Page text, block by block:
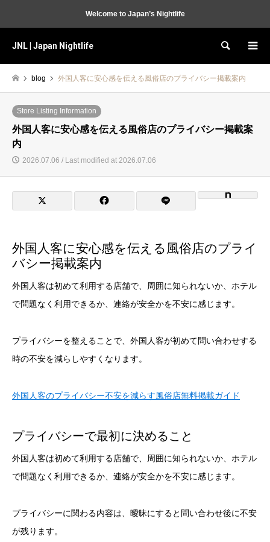
Welcome to Japan’s Nightlife
JNL | Japan Nightlife Search
blog 外国人客に安心感を伝える風俗店のプライバシー掲載案内
Store Listing Information
外国人客に安心感を伝える風俗店のプライバシー掲載案
内
2026.07.06 / Last modified at 2026.07.06
外国人客に安心感を伝える風俗店のプライ
バシー掲載案内
外国人客は初めて利用する店舗で、周囲に知られないか、ホテル
で問題なく利用できるか、連絡が安全かを不安に感じます。
プライバシーを整えることで、外国人客が初めて問い合わせする
時の不安を減らしやすくなります。
外国人客のプライバシー不安を減らす風俗店無料掲載ガイド
プライバシーで最初に決めること
外国人客は初めて利用する店舗で、周囲に知られないか、ホテル
で問題なく利用できるか、連絡が安全かを不安に感じます。
プライバシーに関わる内容は、曖昧にすると問い合わせ後に不安
が残ります。